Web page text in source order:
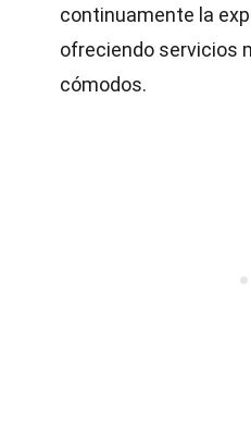
continuamente la
ofreciendo servicios
cómodos.